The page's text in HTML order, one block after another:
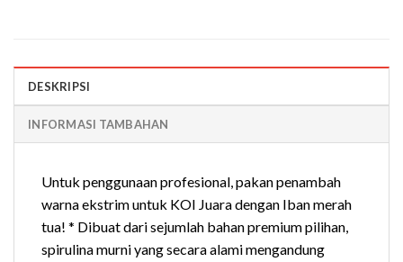
DESKRIPSI
INFORMASI TAMBAHAN
Untuk penggunaan profesional, pakan penambah
warna ekstrim untuk KOI Juara dengan Iban merah
tua! * Dibuat dari sejumlah bahan premium pilihan,
spirulina murni yang secara alami mengandung